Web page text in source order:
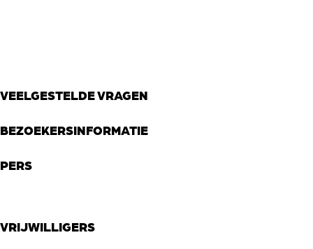
VEELGESTELDE VRAGEN
BEZOEKERSINFORMATIE
PERS
VRIJWILLIGERS